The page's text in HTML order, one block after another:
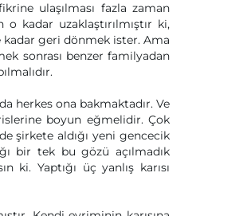
ulaşılması fazla zaman
kadar uzaklaştırılmıştır ki,
kadar geri dönmek ister. Ama
sonrası benzer familyadan
herkes ona bakmaktadır. Ve
boyun eğmelidir. Çok
şirkete aldığı yeni gencecik
bir tek bu gözü açılmadık
ki. Yaptığı üç yanlış karısı